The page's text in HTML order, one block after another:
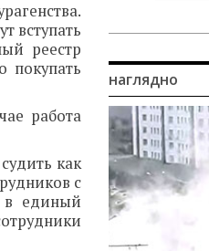
вступать
реестр
покупать
работа
как
с
в единый
наглядно